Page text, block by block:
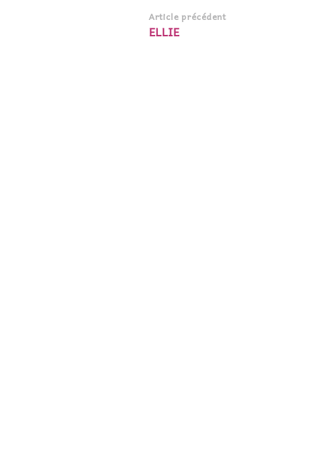
Navigation
d’article
Article précédent
ELLIE